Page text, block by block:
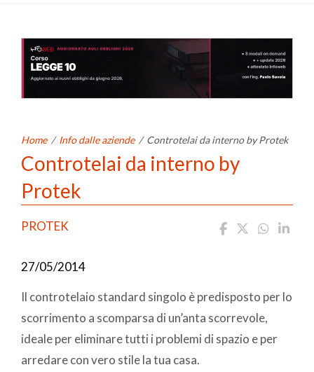
Home / Info dalle aziende / Controtelai da interno by Protek
Controtelai da interno by
Protek
PROTEK
27/05/2014
Il controtelaio standard singolo è predisposto per lo
scorrimento a scomparsa di un’anta scorrevole,
ideale per eliminare tutti i problemi di spazio e per
arredare con vero stile la tua casa.